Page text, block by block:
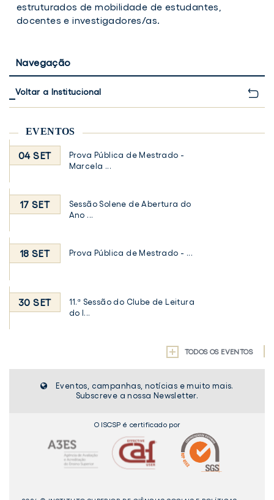
estruturados de mobilidade de estudantes,
docentes e investigadores/as.
Navegação
Voltar a Institucional
EVENTOS
04 SET
Prova Pública de Mestrado -
Marcela ...
17 SET
Sessão Solene de Abertura do
Ano ...
18 SET Prova Pública de Mestrado - ...
30 SET
11.ª Sessão do Clube de Leitura
do I...
TODOS OS EVENTOS
Eventos, campanhas, notícias e muito mais.
Subscreve a nossa Newsletter.
O ISCSP é certificado por